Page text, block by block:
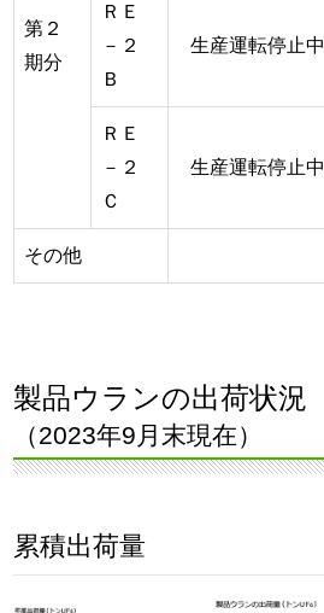
第２
期分
ＲＥ
－２
Ｂ
生産運転停止中
ＲＥ
－２
Ｃ
生産運転停止中
その他
製品ウランの出荷状況
（2023年9月末現在）
累積出荷量